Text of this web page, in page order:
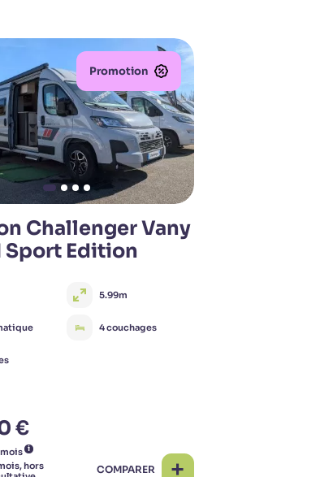
Promotion
Challenger Vany
Sport Edition
5.99m
4 couchages
€
COMPARER